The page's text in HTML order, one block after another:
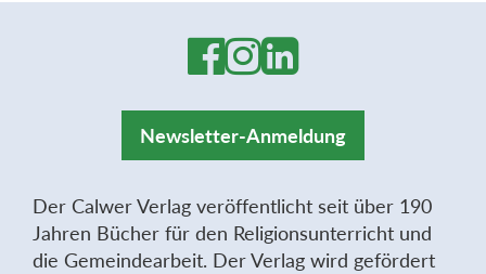
Newsletter-Anmeldung
Der Calwer Verlag veröffentlicht seit über 190
Jahren Bücher für den Religionsunterricht und
die Gemeindearbeit. Der Verlag wird gefördert